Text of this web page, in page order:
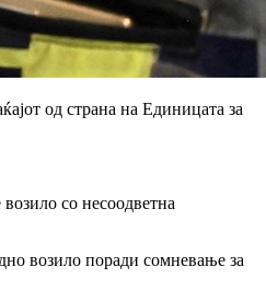
од страна на Единицата за
со несоодветна
возило поради сомневање за